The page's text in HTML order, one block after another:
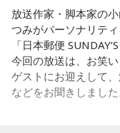
常井 「中には、かつ
50を過ぎてから国政
況がそろうとドンが
です。藏内さんって
す」
放送作家・脚本家の
つみがパーソナリテ
「日本郵便
今回の放送は、お笑
ゲストにお迎えして
などをお聞きしました